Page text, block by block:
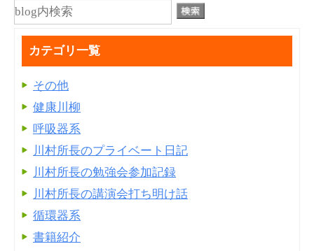
カテゴリ一覧
その他
健康川柳
呼吸器系
川村所長のプライベート日記
川村所長の勉強会参加記録
川村所長の講演会打ち明け話
循環器系
書籍紹介